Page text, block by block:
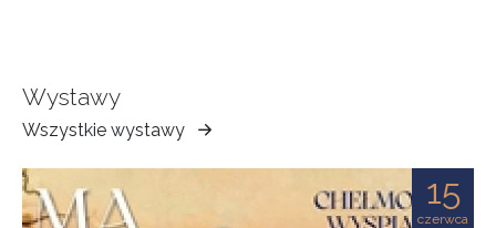
Wystawy
Wszystkie wystawy
Muzeum
Ziemi
Tarnowskiej
15
czerwca